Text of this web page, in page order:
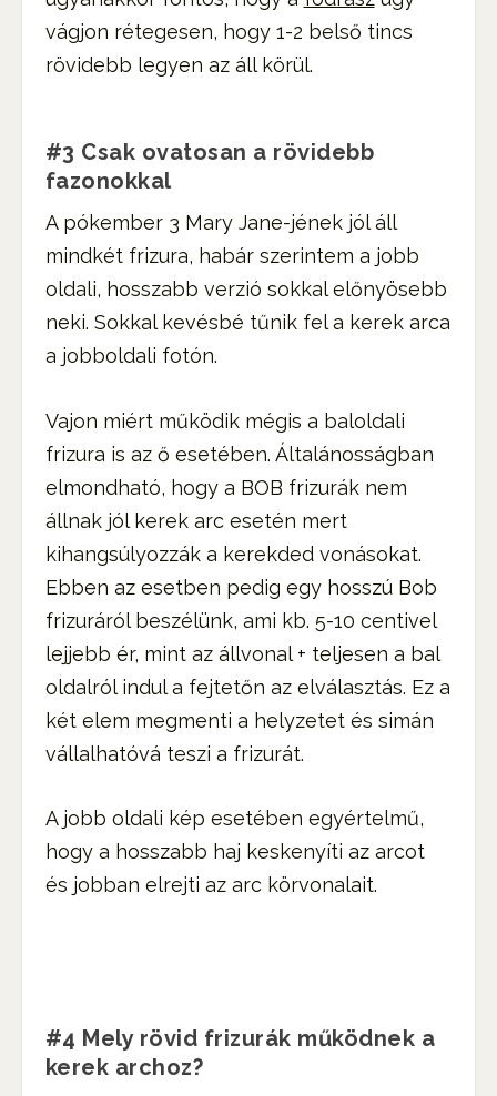
vágjon rétegesen, hogy 1-2 belső tincs
rövidebb legyen az áll körül.
#3 Csak ovatosan a rövidebb
fazonokkal
A pókember 3 Mary Jane-jének jól áll
mindkét frizura, habár szerintem a jobb
oldali, hosszabb verzió sokkal előnyösebb
neki. Sokkal kevésbé tűnik fel a kerek arca
a jobboldali fotón.
Vajon miért működik mégis a baloldali
frizura is az ő esetében. Általánosságban
elmondható, hogy a BOB frizurák nem
állnak jól kerek arc esetén mert
kihangsúlyozzák a kerekded vonásokat.
Ebben az esetben pedig egy hosszú Bob
frizuráról beszélünk, ami kb. 5-10 centivel
lejjebb ér, mint az állvonal + teljesen a bal
oldalról indul a fejtetőn az elválasztás. Ez a
két elem megmenti a helyzetet és simán
vállalhatóvá teszi a frizurát.
A jobb oldali kép esetében egyértelmű,
hogy a hosszabb haj keskenyíti az arcot
és jobban elrejti az arc körvonalait.
#4 Mely rövid frizurák működnek a
kerek archoz?